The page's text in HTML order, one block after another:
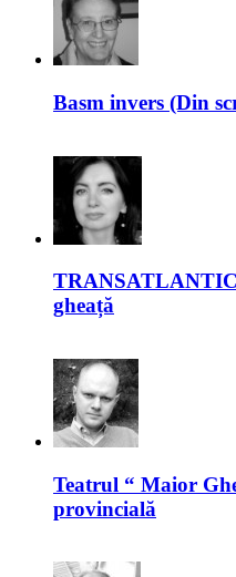
Basm invers (Din
gheață
Teatrul “ Maior
provincială